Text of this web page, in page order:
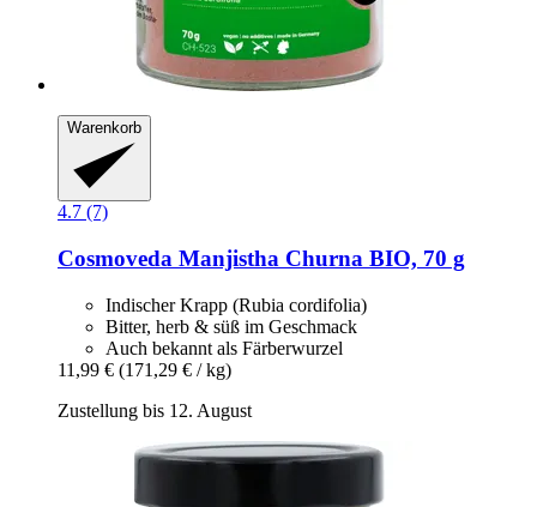
Warenkorb
4.7 (7)
Cosmoveda Manjistha Churna BIO, 70 g
Indischer Krapp (Rubia cordifolia)
Bitter, herb & süß im Geschmack
Auch bekannt als Färberwurzel
11,99 € (171,29 € / kg)
Zustellung bis 12. August